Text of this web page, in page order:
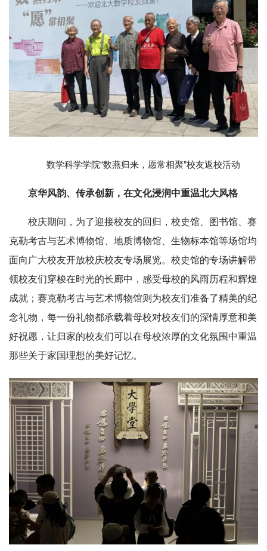
数学科学学院“数燕归来，愿常相聚”校友返校活动
京华风韵、传承创新，在文化浸润中重温北大风格
校庆期间，为了迎接校友的回归，校史馆、图书馆、赛
克勒考古与艺术博物馆、地质博物馆、生物标本馆等场馆均
面向广大校友开放校庆校友专场展览。校史馆的专场讲解带
领校友们穿梭在时光的长廊中，感受母校的风雨历程和辉煌
成就；赛克勒考古与艺术博物馆则为校友们准备了精美的纪
念礼物，每一份礼物都承载着母校对校友们的深情厚意和美
好祝愿，让归家的校友们可以在母校浓厚的文化氛围中重温
那些关于家国理想的美好记忆。